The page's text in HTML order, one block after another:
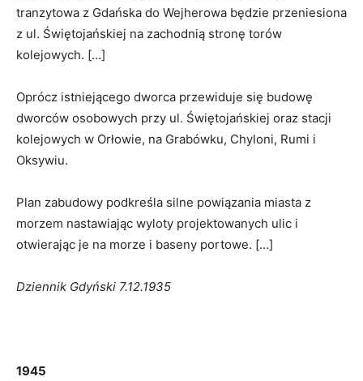
tranzytowa z Gdańska do Wejherowa będzie przeniesiona
z ul. Świętojańskiej na zachodnią stronę torów
kolejowych. […]
Oprócz istniejącego dworca przewiduje się budowę
dworców osobowych przy ul. Świętojańskiej oraz stacji
kolejowych w Orłowie, na Grabówku, Chyloni, Rumi i
Oksywiu.
Plan zabudowy podkreśla silne powiązania miasta z
morzem nastawiając wyloty projektowanych ulic i
otwierając je na morze i baseny portowe. […]
Dziennik Gdyński 7.12.1935
1945